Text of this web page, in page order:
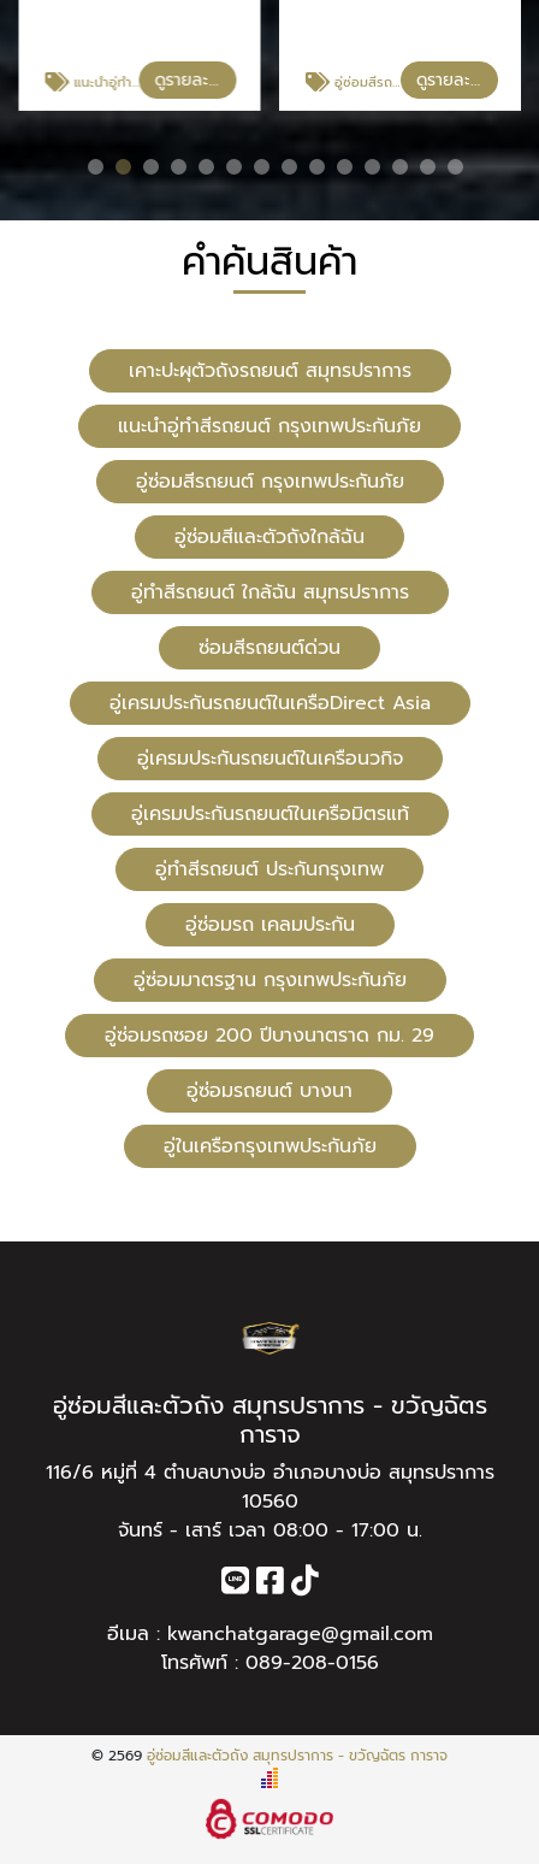
แนะนำอู่ทำสีรถยนต์ กรุงเทพประกันภัย ดูรายละเอียด อู่ซ่อมสีรถยนต์ กรุงเทพประกันภัย ดูรายละเอียด
คำค้นสินค้า
เคาะปะผุตัวถังรถยนต์ สมุทรปราการ
แนะนำอู่ทำสีรถยนต์ กรุงเทพประกันภัย
อู่ซ่อมสีรถยนต์ กรุงเทพประกันภัย
อู่ซ่อมสีและตัวถังใกล้ฉัน
อู่ทําสีรถยนต์ ใกล้ฉัน สมุทรปราการ
ซ่อมสีรถยนต์ด่วน
อู่เครมประกันรถยนต์ในเครือDirect Asia
อู่เครมประกันรถยนต์ในเครือนวกิจ
อู่เครมประกันรถยนต์ในเครือมิตรแท้
อู่ทําสีรถยนต์ ประกันกรุงเทพ
อู่ซ่อมรถ เคลมประกัน
อู่ซ่อมมาตรฐาน กรุงเทพประกันภัย
อู่ซ่อมรถซอย 200 ปีบางนาตราด กม. 29
อู่ซ่อมรถยนต์ บางนา
อู่ในเครือกรุงเทพประกันภัย
อู่ซ่อมสีและตัวถัง สมุทรปราการ - ขวัญฉัตร
การาจ
116/6 หมู่ที่ 4 ตำบลบางบ่อ อำเภอบางบ่อ สมุทรปราการ
10560
จันทร์ - เสาร์ เวลา 08:00 - 17:00 น.
อีเมล : kwanchatgarage@gmail.com
โทรศัพท์ : 089-208-0156
© 2569 อู่ซ่อมสีและตัวถัง สมุทรปราการ - ขวัญฉัตร การาจ